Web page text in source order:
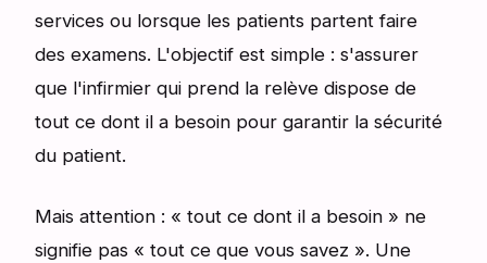
services ou lorsque les patients partent faire
des examens. L'objectif est simple : s'assurer
que l'infirmier qui prend la relève dispose de
tout ce dont il a besoin pour garantir la sécurité
du patient.
Mais attention : « tout ce dont il a besoin » ne
signifie pas « tout ce que vous savez ». Une